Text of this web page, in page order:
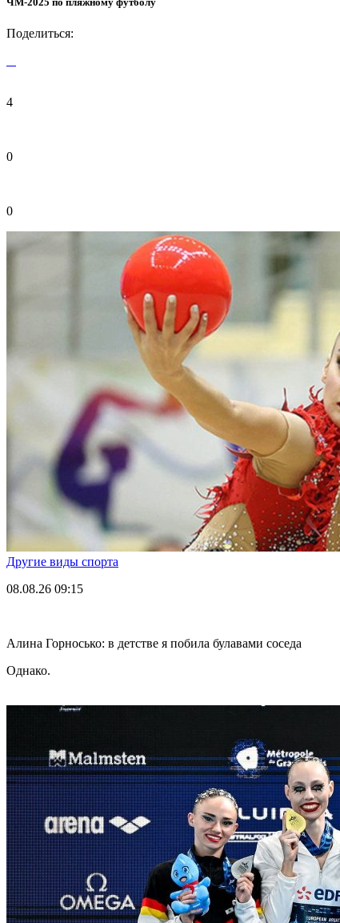
Поделиться:
4
0
0
Другие виды спорта
08.08.26 09:15
Алина Горносько: в детстве я побила булавами соседа
Однако.